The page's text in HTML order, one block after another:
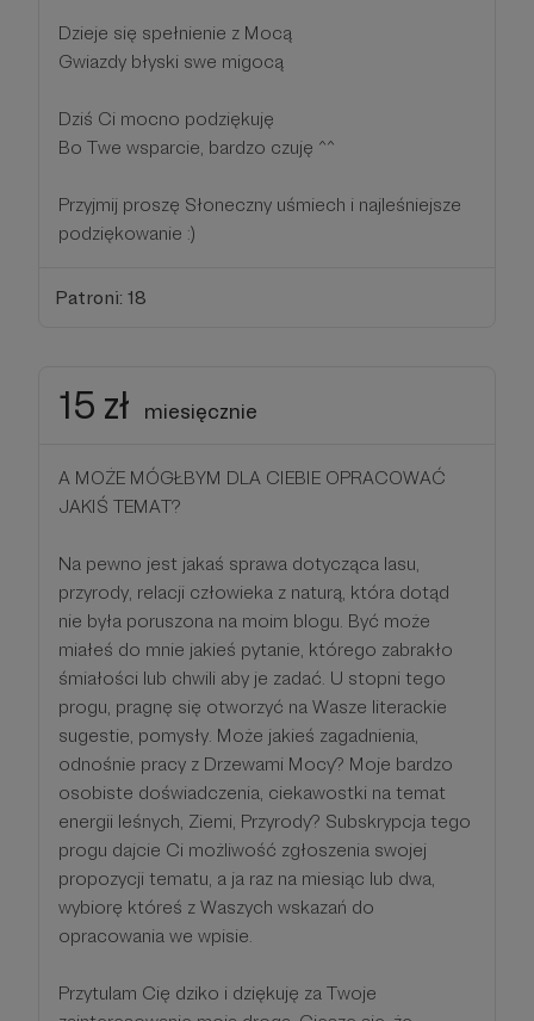
Dzieje się spełnienie z Mocą
Gwiazdy błyski swe migocą
Dziś Ci mocno podziękuję
Bo Twe wsparcie, bardzo czuję ^^
Przyjmij proszę Słoneczny uśmiech i najleśniejsze
podziękowanie :)
Patroni: 18
15 zł miesięcznie
A MOŻE MÓGŁBYM DLA CIEBIE OPRACOWAĆ
JAKIŚ TEMAT?
Na pewno jest jakaś sprawa dotycząca lasu,
przyrody, relacji człowieka z naturą, która dotąd
nie była poruszona na moim blogu. Być może
miałeś do mnie jakieś pytanie, którego zabrakło
śmiałości lub chwili aby je zadać. U stopni tego
progu, pragnę się otworzyć na Wasze literackie
sugestie, pomysły. Może jakieś zagadnienia,
odnośnie pracy z Drzewami Mocy? Moje bardzo
osobiste doświadczenia, ciekawostki na temat
energii leśnych, Ziemi, Przyrody? Subskrypcja tego
progu dajcie Ci możliwość zgłoszenia swojej
propozycji tematu, a ja raz na miesiąc lub dwa,
wybiorę któreś z Waszych wskazań do
opracowania we wpisie.
Przytulam Cię dziko i dziękuję za Twoje